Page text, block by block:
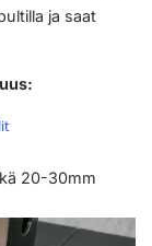
ja saat
20-30mm